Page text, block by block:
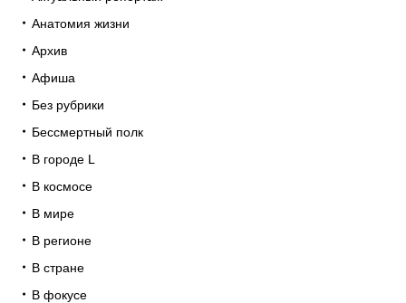
Анатомия жизни
Архив
Афиша
Без рубрики
Бессмертный полк
В городе L
В космосе
В мире
В регионе
В стране
В фокусе